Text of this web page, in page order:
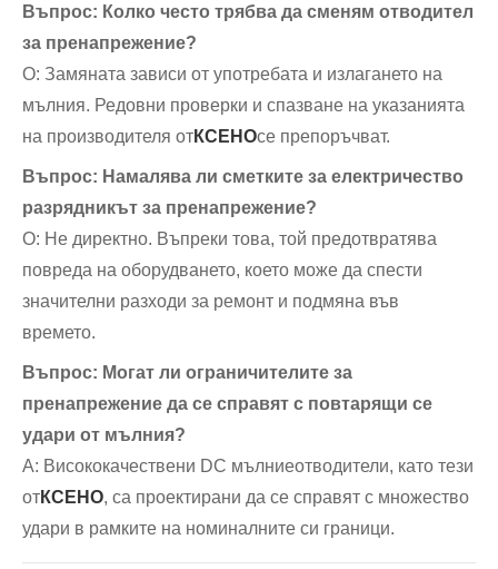
Въпрос: Колко често трябва да сменям отводител
за пренапрежение?
О: Замяната зависи от употребата и излагането на
мълния. Редовни проверки и спазване на указанията
на производителя отКСЕНОсе препоръчват.
Въпрос: Намалява ли сметките за електричество
разрядникът за пренапрежение?
О: Не директно. Въпреки това, той предотвратява
повреда на оборудването, което може да спести
значителни разходи за ремонт и подмяна във
времето.
Въпрос: Могат ли ограничителите за
пренапрежение да се справят с повтарящи се
удари от мълния?
A: Висококачествени DC мълниеотводители, като тези
отКСЕНО, са проектирани да се справят с множество
удари в рамките на номиналните си граници.